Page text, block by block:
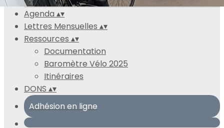
Agenda ▴▾
Lettres Mensuelles ▴▾
Ressources ▴▾
Documentation
Baromètre Vélo 2025
Itinéraires
DONS ▴▾
Adhésion en ligne